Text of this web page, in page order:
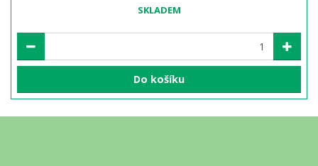
SKLADEM
Do košíku